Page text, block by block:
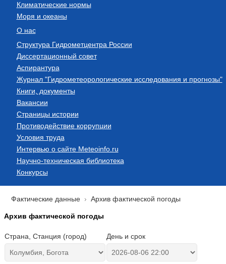
Климатические нормы
Моря и океаны
О нас
Структура Гидрометцентра России
Диссертационный совет
Аспирантура
Журнал "Гидрометеорологические исследования и прогнозы"
Книги, документы
Вакансии
Страницы истории
Противодействие коррупции
Условия труда
Интервью о сайте Meteoinfo.ru
Научно-техническая библиотека
Конкурсы
Фактические данные Архив фактической погоды
Архив фактической погоды
Страна, Станция (город) День и срок